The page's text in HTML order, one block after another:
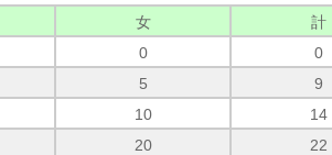
女
計
0
0
5
9
10
14
20
22